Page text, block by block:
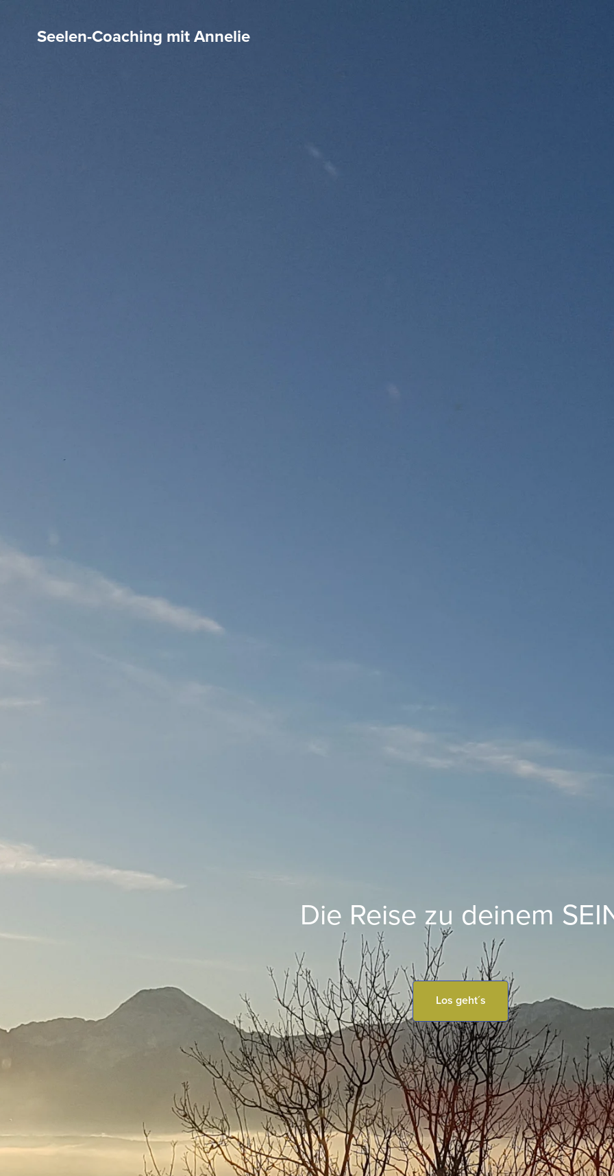
Seelen-Coaching mit Annelie
Die Reise zu deinem
Los geht´s